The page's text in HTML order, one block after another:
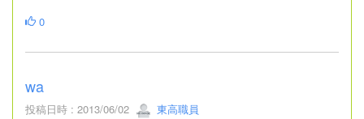
0
wa
投稿日時 : 2013/06/02 東高職員